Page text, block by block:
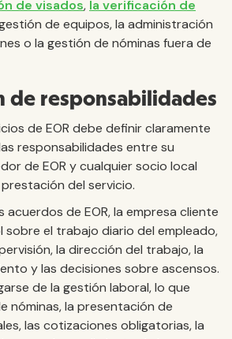
de visados, la verificación de
de equipos, la administración
o la gestión de nóminas fuera de
de responsabilidades
de EOR debe definir claramente
responsabilidades entre su
de EOR y cualquier socio local
del servicio.
acuerdos de EOR, la empresa cliente
sobre el trabajo diario del empleado,
la dirección del trabajo, la
y las decisiones sobre ascensos.
de la gestión laboral, lo que
nóminas, la presentación de
las cotizaciones obligatorias, la